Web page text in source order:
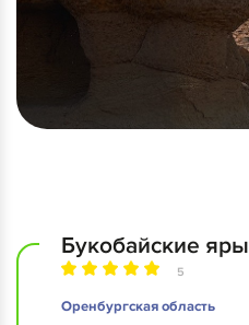
Букобайские яры
5
Оренбургская область